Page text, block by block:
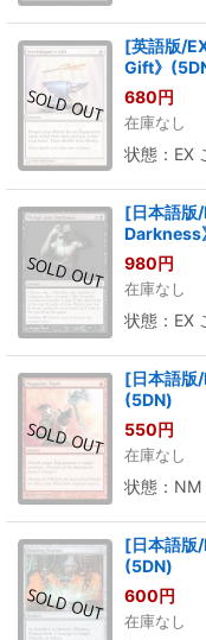
[英語版/
Gift》
680円
在庫なし
状態：EX
[日本語版
Darkness
980円
在庫なし
状態：EX
[日本語版
(5DN)
550円
在庫なし
状態：NM
[日本語版
(5DN)
600円
在庫なし